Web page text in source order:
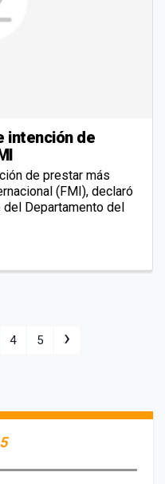
intención de
de prestar más
(FMI), declaró
Departamento del
4 5 ›